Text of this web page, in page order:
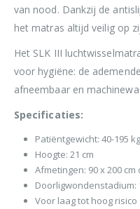
van nood. Dankzij de
het matras altijd veilig op
Het SLK III
voor hygiëne: de
afneembaar en
Specificaties:
Patiëntgewicht: 40-195 kg
Hoogte: 21 cm
Afmetingen: 90 x 200 cm
Doorligwondenstadium:
Voor laag tot hoog risico